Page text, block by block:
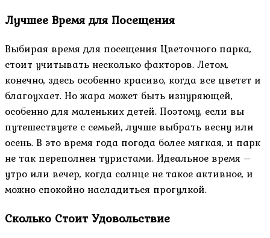
Лучшее Время для Посещения
Выбирая время для посещения Цветочного парка,
стоит учитывать несколько факторов. Летом,
конечно, здесь особенно красиво, когда все цветет и
благоухает. Но жара может быть изнуряющей,
особенно для маленьких детей. Поэтому, если вы
путешествуете с семьей, лучше выбрать весну или
осень. В это время года погода более мягкая, и парк
не так переполнен туристами. Идеальное время –
утро или вечер, когда солнце не такое активное, и
можно спокойно насладиться прогулкой.
Сколько Стоит Удовольствие